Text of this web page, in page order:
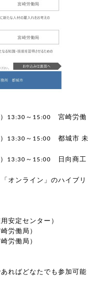
13:30 ～ 15:00
宮崎労働
13:30 ～ 15:00 都城市 未
13:30 ～ 15:00
日向商工
オンライン」のハイブリ
安定センター）
労働局）
労働局）
ればどなたでも参加可能